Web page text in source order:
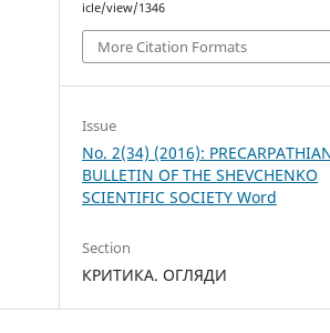
icle/view/1346
More Citation Formats
Issue
No. 2(34) (2016):
BULLETIN OF THE SHEVCHENKO
SCIENTIFIC SOCIETY Word
Section
КРИТИКА. ОГЛЯДИ